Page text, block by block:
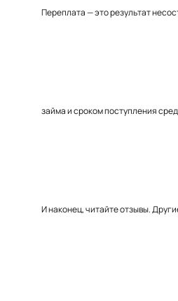
Переплата — это результат
займа и сроком поступления
И наконец, читайте отзывы.